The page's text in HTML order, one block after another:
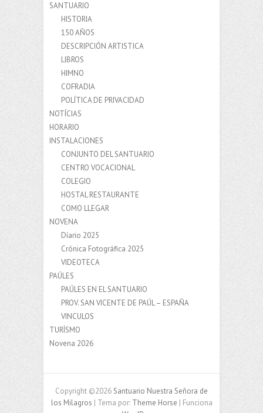
SANTUARIO
HISTORIA
150 AÑOS
DESCRIPCIÓN ARTISTICA
LIBROS
HIMNO
COFRADIA
POLÍTICA DE PRIVACIDAD
NOTÍCIAS
HORARIO
INSTALACIONES
CONJUNTO DEL SANTUARIO
CENTRO VOCACIONAL
COLEGIO
HOSTAL RESTAURANTE
COMO LLEGAR
NOVENA
Díario 2025
Crónica Fotográfica 2025
VIDEOTECA
PAÚLES
PAÚLES EN EL SANTUARIO
PROV. SAN VICENTE DE PAÚL – ESPAÑA
VINCULOS
TURÍSMO
Novena 2026
Copyright ©2026 Santuario Nuestra Señora de
los Milagros | Tema por: Theme Horse | Funciona